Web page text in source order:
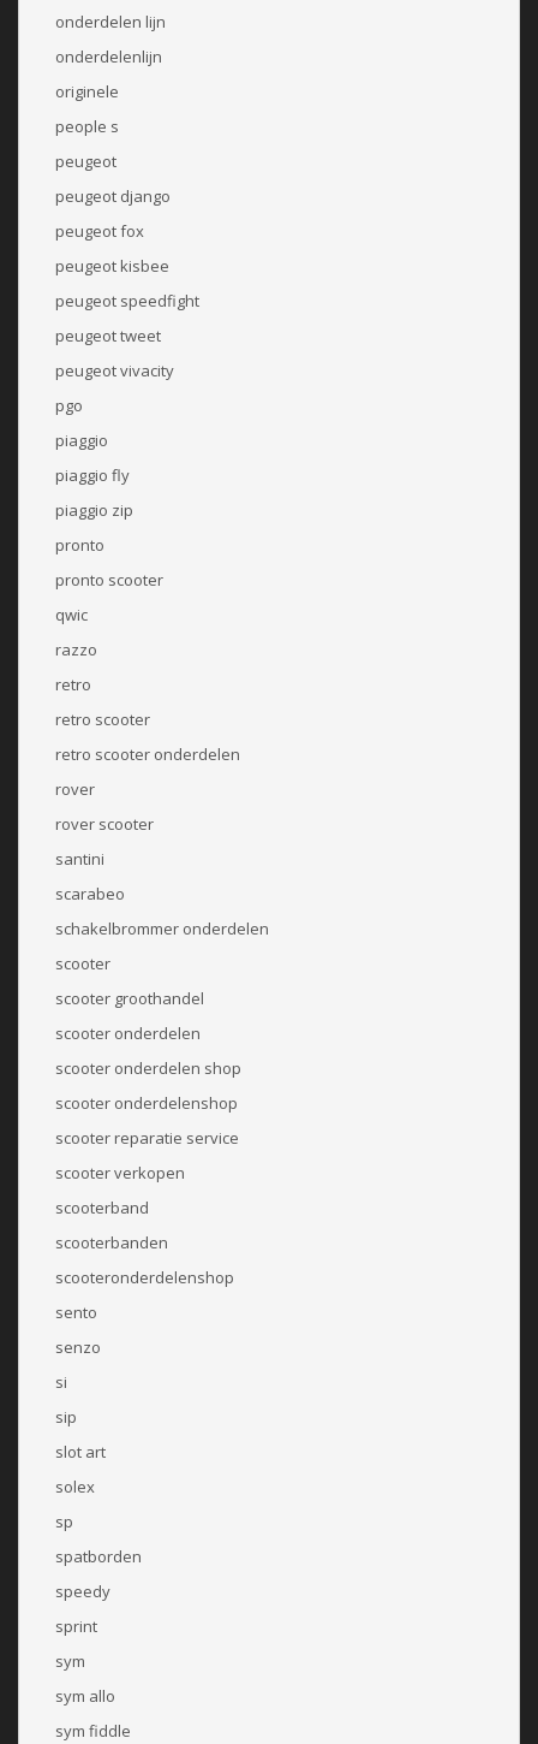
onderdelen lijn
onderdelenlijn
originele
people s
peugeot
peugeot django
peugeot fox
peugeot kisbee
peugeot speedfight
peugeot tweet
peugeot vivacity
pgo
piaggio
piaggio fly
piaggio zip
pronto
pronto scooter
qwic
razzo
retro
retro scooter
retro scooter onderdelen
rover
rover scooter
santini
scarabeo
schakelbrommer onderdelen
scooter
scooter groothandel
scooter onderdelen
scooter onderdelen shop
scooter onderdelenshop
scooter reparatie service
scooter verkopen
scooterband
scooterbanden
scooteronderdelenshop
sento
senzo
si
sip
slot art
solex
sp
spatborden
speedy
sprint
sym
sym allo
sym fiddle